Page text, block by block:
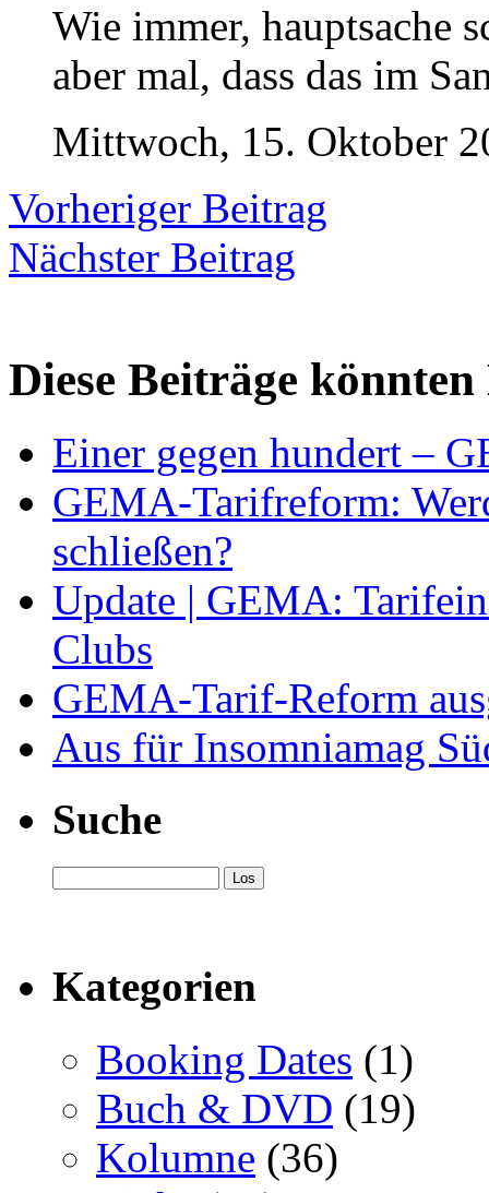
Wie immer, hauptsache
aber mal, dass das im
Mittwoch, 15. Oktober
Vorheriger Beitrag
Nächster Beitrag
Diese Beiträge
Einer gegen hundert –
GEMA-Tarifreform:
schließen?
Update | GEMA:
Clubs
GEMA-Tarif-Reform
Aus für Insomniamag
Suche
Kategorien
Booking Dates (1)
Buch & DVD (19)
Kolumne (36)